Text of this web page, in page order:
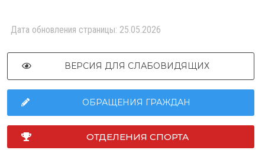
Дата обновления страницы: 25.05.2026
ВЕРСИЯ ДЛЯ СЛАБОВИДЯЩИХ
ОБРАЩЕНИЯ ГРАЖДАН
ОТДЕЛЕНИЯ СПОРТА